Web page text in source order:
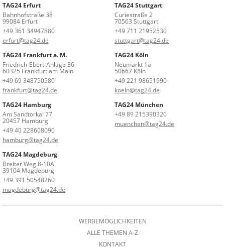
TAG24 Erfurt
Bahnhofstraße 38
99084 Erfurt
+49 361 34947880
erfurt@tag24.de
TAG24 Stuttgart
Curiestraße 2
70563 Stuttgart
+49 711 21952530
stuttgart@tag24.de
TAG24 Frankfurt a. M.
Friedrich-Ebert-Anlage 36
60325 Frankfurt am Main
+49 69 348750580
frankfurt@tag24.de
TAG24 Köln
Neumarkt 1a
50667 Köln
+49 221 98651990
koeln@tag24.de
TAG24 Hamburg
Am Sandtorkai 77
20457 Hamburg
+49 40 228608090
hamburg@tag24.de
TAG24 München
+49 89 215390320
muenchen@tag24.de
TAG24 Magdeburg
Breiter Weg 8-10A
39104 Magdeburg
+49 391 50548260
magdeburg@tag24.de
WERBEMÖGLICHKEITEN
ALLE THEMEN A-Z
KONTAKT